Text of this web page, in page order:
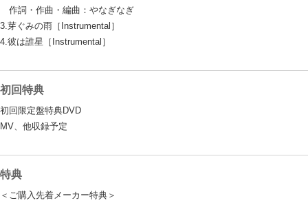
作詞・作曲・編曲：やなぎなぎ
3.芽ぐみの雨［Instrumental］
4.彼は誰星［Instrumental］
初回特典
初回限定盤特典DVD
MV、他収録予定
特典
＜ご購入先着メーカー特典＞